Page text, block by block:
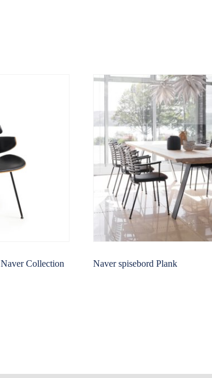
Collection Naver spisebord Plank